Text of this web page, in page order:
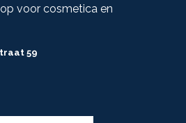
voor cosmetica en
59